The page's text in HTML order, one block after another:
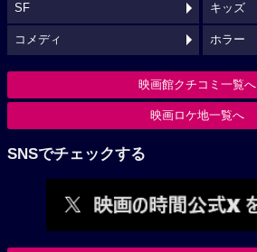
SF キッズ
コメディ ホラー
映画館クチコミ一覧へ
映画ロケ地一覧へ
SNSでチェックする